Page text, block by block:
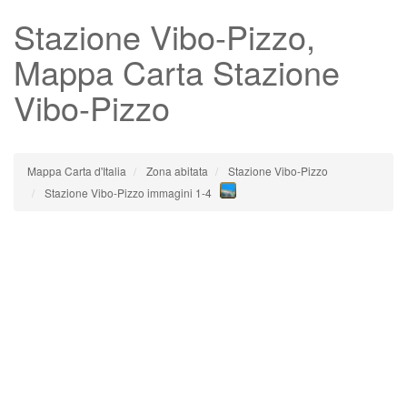
Stazione Vibo-Pizzo,
Mappa Carta Stazione
Vibo-Pizzo
Mappa Carta d'Italia Zona abitata
Stazione Vibo-Pizzo
Stazione Vibo-Pizzo immagini 1-4